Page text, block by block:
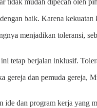
tidak mudah dipecah oleh
baik. Karena
menjadikan toleransi,
tetap berjalan inklusif.
gereja dan pemuda gereja,
dan program kerja yang